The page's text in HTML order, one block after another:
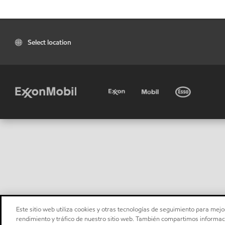
Select location
Este sitio web utiliza cookies y otras tecnologías de seguimiento para
rendimiento y tráfico de nuestro sitio web. También compartimos